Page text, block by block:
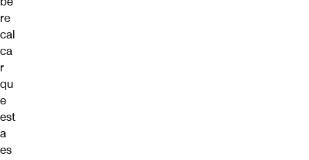
re
cal
ca
r
qu
e
est
a
es